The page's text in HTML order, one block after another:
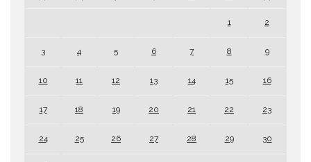
1 2
3 4 5 6 7 8 9
10 11 12 13 14 15 16
17 18 19 20 21 22 23
24 25 26 27 28 29 30